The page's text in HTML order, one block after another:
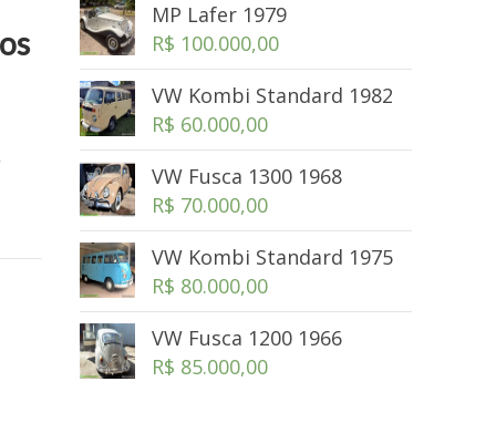
MP Lafer 1979
R$ 100.000,00
VW Kombi Standard 1982
R$ 60.000,00
VW Fusca 1300 1968
R$ 70.000,00
VW Kombi Standard 1975
R$ 80.000,00
VW Fusca 1200 1966
R$ 85.000,00